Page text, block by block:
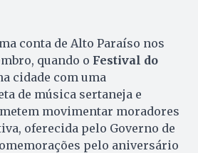
conta de Alto Paraíso nos
quando o Festival do
cidade com uma
de música sertaneja e
movimentar moradores
oferecida pelo Governo de
pelo aniversário